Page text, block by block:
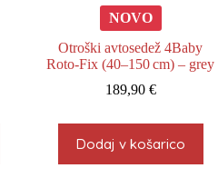
NOVO
Otroški avtosedež 4Baby
Roto‑Fix (40–150 cm) – grey
189,90 €
Dodaj v košarico